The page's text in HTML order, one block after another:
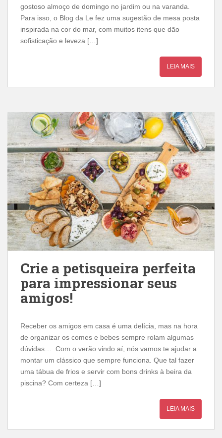
gostoso almoço de domingo no jardim ou na varanda.
Para isso, o Blog da Le fez uma sugestão de mesa posta
inspirada na cor do mar, com muitos itens que dão
sofisticação e leveza […]
LEIA MAIS
Crie a petisqueira perfeita
para impressionar seus
amigos!
Receber os amigos em casa é uma delícia, mas na hora
de organizar os comes e bebes sempre rolam algumas
dúvidas… Com o verão vindo aí, nós vamos te ajudar a
montar um clássico que sempre funciona. Que tal fazer
uma tábua de frios e servir com bons drinks à beira da
piscina? Com certeza […]
LEIA MAIS